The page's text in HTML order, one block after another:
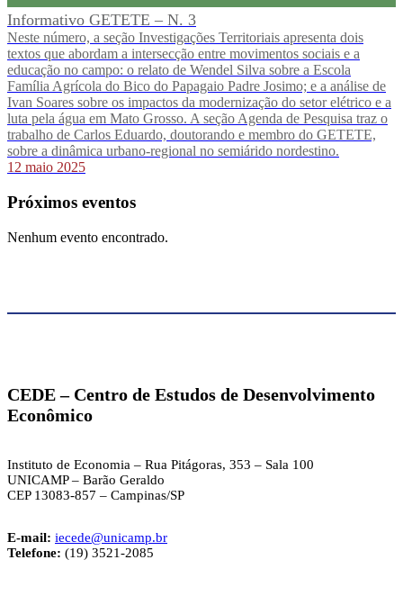
Informativo GETETE – N. 3
Neste número, a seção Investigações Territoriais apresenta dois
textos que abordam a intersecção entre movimentos sociais e a
educação no campo: o relato de Wendel Silva sobre a Escola
Família Agrícola do Bico do Papagaio Padre Josimo; e a análise de
Ivan Soares sobre os impactos da modernização do setor elétrico e a
luta pela água em Mato Grosso. A seção Agenda de Pesquisa traz o
trabalho de Carlos Eduardo, doutorando e membro do GETETE,
sobre a dinâmica urbano-regional no semiárido nordestino.
12 maio 2025
Próximos eventos
Nenhum evento encontrado.
CEDE – Centro de Estudos de Desenvolvimento
Econômico
Instituto de Economia – Rua Pitágoras, 353 – Sala 100
UNICAMP – Barão Geraldo
CEP 13083-857 – Campinas/SP
E-mail: iecede@unicamp.br
Telefone: (19) 3521-2085